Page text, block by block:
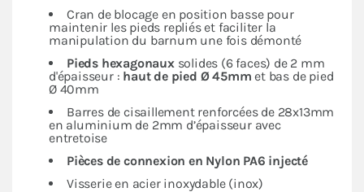
Cran de blocage en position basse pour
maintenir les pieds repliés et faciliter la
manipulation du barnum une fois démonté
Pieds hexagonauxsolides (6 faces) de 2 mm
d'épaisseur : haut de pied Ø 45mm et bas de pied
Ø 40mm
Barres de cisaillement renforcées de 28x13mm
en aluminium de 2mm d’épaisseur avec
entretoise
Pièces de connexion en Nylon PA6 injecté
Visserie en acier inoxydable (inox)